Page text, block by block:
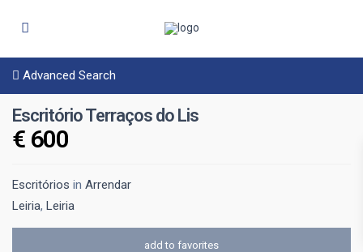
Advanced Search
Escritório Terraços do Lis
€ 600
Escritórios in Arrendar
Leiria, Leiria
add to favorites